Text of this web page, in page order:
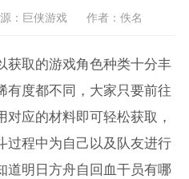
：巨侠游戏 作者：佚名
获取的游戏角色种类十分丰
有度都不同，大家只要前往
应的材料即可轻松获取，
过程中为自己以及队友进行
道明日方舟自回血干员有哪